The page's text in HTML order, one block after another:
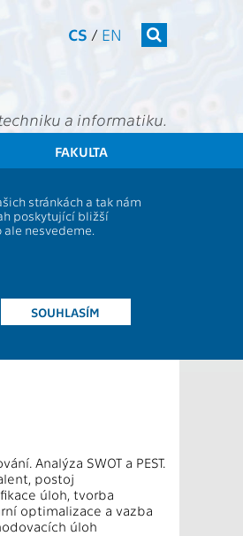
CS / EN
a informatiku.
FAKULTA
stránkách a tak nám
poskytující bližší
nesvedeme.
SOUHLASÍM
Analýza SWOT a PEST.
postoj
úloh, tvorba
optimalizace a vazba
úloh